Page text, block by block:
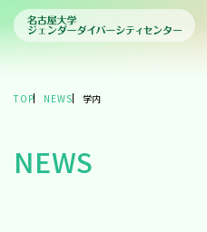
TOP NEWS 学内
NEWS